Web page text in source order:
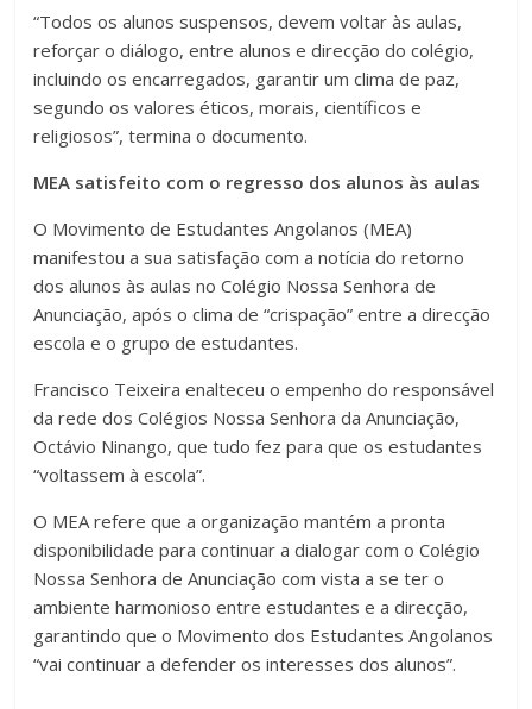
“Todos os alunos suspensos, devem voltar às aulas,
reforçar o diálogo, entre alunos e direcção do colégio,
incluindo os encarregados, garantir um clima de paz,
segundo os valores éticos, morais, científicos e
religiosos”, termina o documento.
MEA satisfeito com o regresso dos alunos às aulas
O Movimento de Estudantes Angolanos (MEA)
manifestou a sua satisfação com a notícia do retorno
dos alunos às aulas no Colégio Nossa Senhora de
Anunciação, após o clima de “crispação” entre a direcção
escola e o grupo de estudantes.
Francisco Teixeira enalteceu o empenho do responsável
da rede dos Colégios Nossa Senhora da Anunciação,
Octávio Ninango, que tudo fez para que os estudantes
“voltassem à escola”.
O MEA refere que a organização mantém a pronta
disponibilidade para continuar a dialogar com o Colégio
Nossa Senhora de Anunciação com vista a se ter o
ambiente harmonioso entre estudantes e a direcção,
garantindo que o Movimento dos Estudantes Angolanos
“vai continuar a defender os interesses dos alunos”.